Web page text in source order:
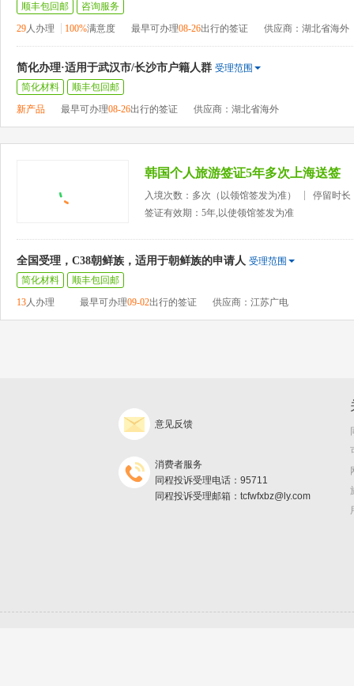
顺丰包回邮
咨询服务
29人办理 100%满意度 最早可办理08-26出行的签证 供应商：湖北省海外
简化办理·适用于武汉市/长沙市户籍人群 受理范围
简化材料
顺丰包回邮
新产品
最早可办理08-26出行的签证 供应商：湖北省海外
韩国个人旅游签证5年多次上海送签
入境次数：多次（以领馆签发为准）
停留时长
签证有效期：5年,以使领馆签发为准
全国受理，C38朝鲜族，适用于朝鲜族的申请人 受理范围
简化材料
顺丰包回邮
13人办理 最早可办理09-02出行的签证 供应商：江苏广电
意见反馈
消费者服务
同程投诉受理电话：95711
同程投诉受理邮箱：tcfwfxbz@ly.com